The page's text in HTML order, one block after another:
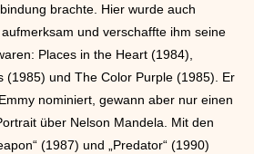
brachte. Hier wurde auch
und verschaffte ihm seine
Places in the Heart (1984),
(1985) und The Color Purple (1985). Er
nominiert, gewann aber nur einen
über Nelson Mandela. Mit den
(1987) und „Predator“ (1990)